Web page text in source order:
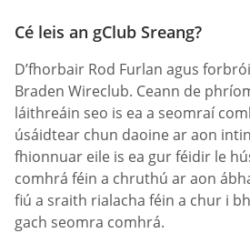
Cé leis an gClub Sreang?
D’fhorbair Rod Furlan agus
Braden Wireclub. Ceann de
láithreáin seo is ea a seomraí
úsáidtear chun daoine ar aon
fhionnuar eile is ea gur féidir le
comhrá féin a chruthú ar aon
fiú a sraith rialacha féin a chur i
gach seomra comhrá.